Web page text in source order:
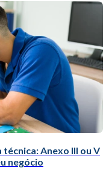
Anexo III ou V
negócio